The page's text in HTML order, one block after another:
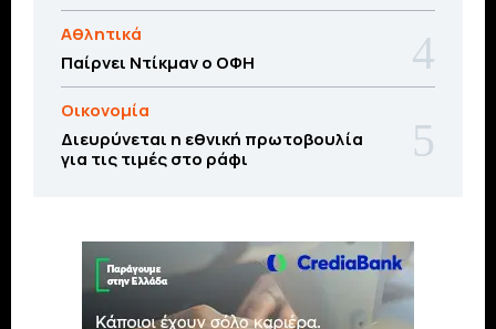
Αθλητικά
Παίρνει Ντίκμαν ο ΟΦΗ
Οικονομία
Διευρύνεται η εθνική πρωτοβουλία
για τις τιμές στο ράφι